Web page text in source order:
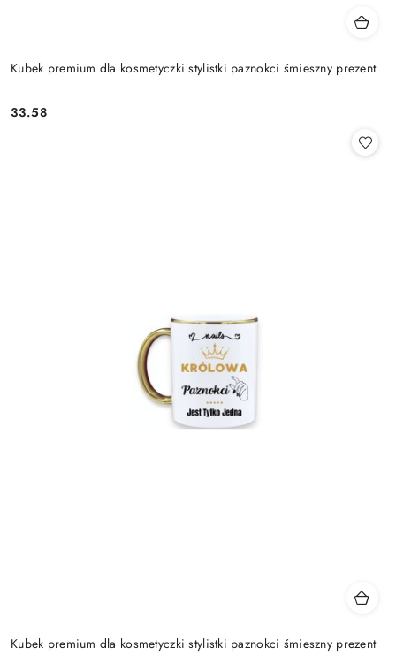
Kubek premium dla kosmetyczki stylistki paznokci śmieszny prezent
Cena:
33.58
Kubek premium dla kosmetyczki stylistki paznokci śmieszny prezent